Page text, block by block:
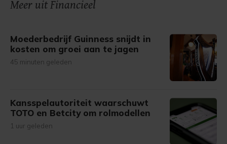
Meer uit Financieel
Moederbedrijf Guinness snijdt in
kosten om groei aan te jagen
45 minuten geleden
Kansspelautoriteit waarschuwt
TOTO en Betcity om rolmodellen
1 uur geleden